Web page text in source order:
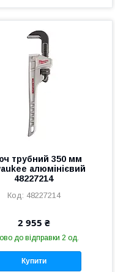
трубний 350 мм
алюмінієвий
48227214
48227214
2 955 ₴
до відправки 2 од.
Купити